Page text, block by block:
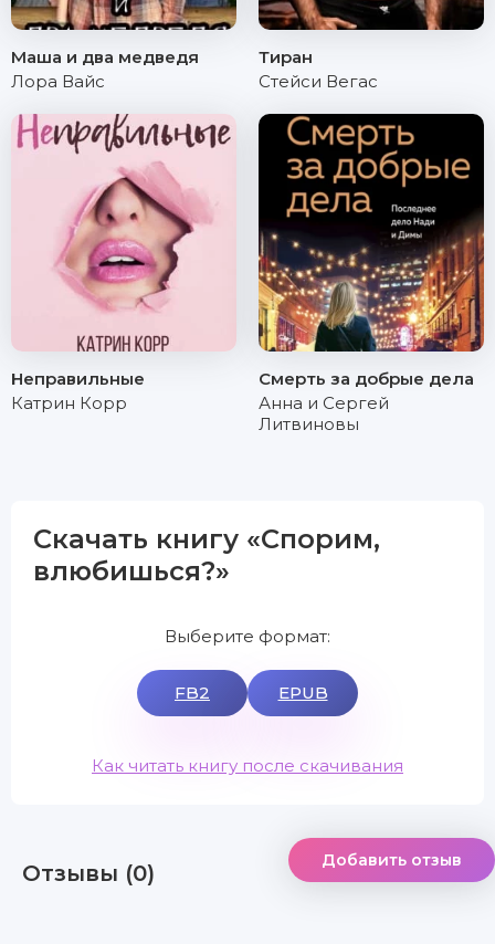
Маша и два медведя
Лора Вайс
Тиран
Стейси Вегас
Неправильные
Катрин Корр
Смерть за добрые дела
Анна и Сергей
Литвиновы
Скачать книгу «Спорим,
влюбишься?»
Выберите формат:
FB2 EPUB
Как читать книгу после скачивания
Отзывы (0) Добавить отзыв